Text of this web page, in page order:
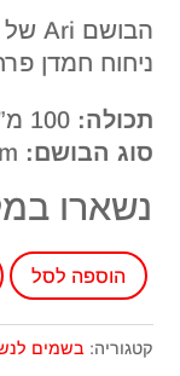
ניחוח חמדן
תכולה: 100 מ”ל
סוג הבושם:
נשארו
כמות
של
בושם
לאישה
הוספה לסל
קטגוריה: בשמים